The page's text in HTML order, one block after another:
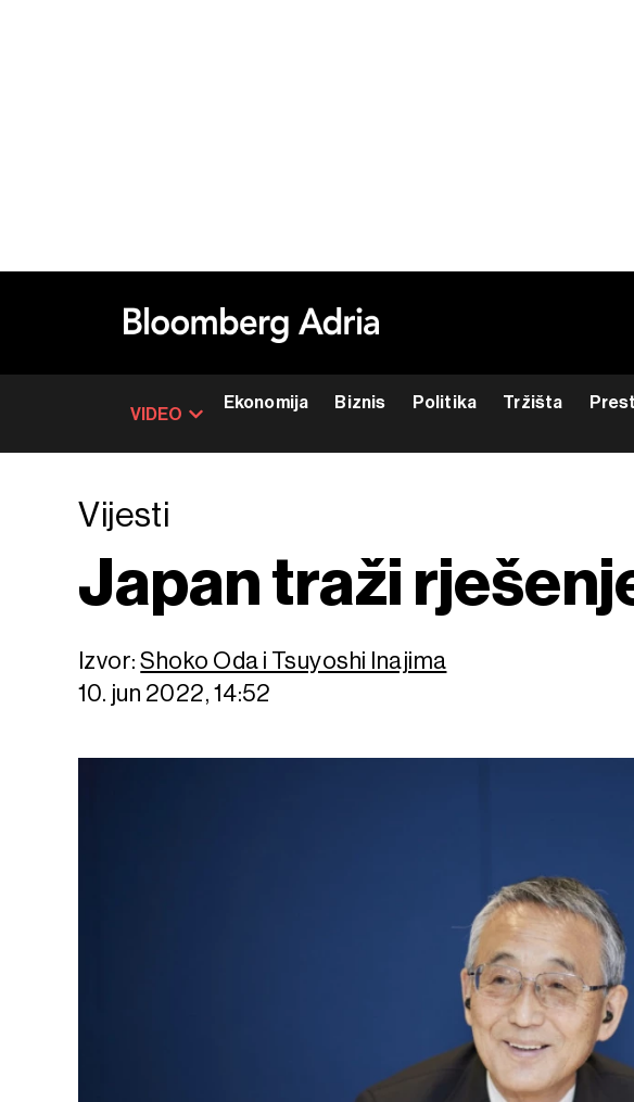
VIDEO
Ekonomija Biznis Politika Tržišta
Vijesti
Japan traži
Izvor:Shoko Oda i Tsuyoshi Inajima
10. jun 2022, 14:52